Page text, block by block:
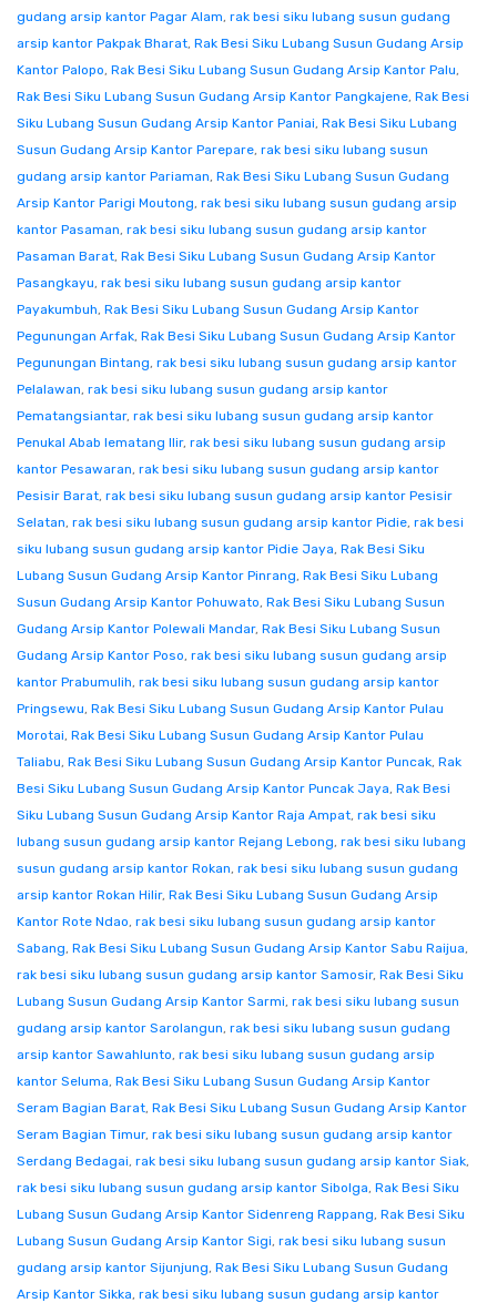
gudang arsip kantor Pagar Alam, rak besi siku lubang susun gudang
arsip kantor Pakpak Bharat, Rak Besi Siku Lubang Susun Gudang Arsip
Kantor Palopo, Rak Besi Siku Lubang Susun Gudang Arsip Kantor Palu,
Rak Besi Siku Lubang Susun Gudang Arsip Kantor Pangkajene, Rak Besi
Siku Lubang Susun Gudang Arsip Kantor Paniai, Rak Besi Siku Lubang
Susun Gudang Arsip Kantor Parepare, rak besi siku lubang susun
gudang arsip kantor Pariaman, Rak Besi Siku Lubang Susun Gudang
Arsip Kantor Parigi Moutong, rak besi siku lubang susun gudang arsip
kantor Pasaman, rak besi siku lubang susun gudang arsip kantor
Pasaman Barat, Rak Besi Siku Lubang Susun Gudang Arsip Kantor
Pasangkayu, rak besi siku lubang susun gudang arsip kantor
Payakumbuh, Rak Besi Siku Lubang Susun Gudang Arsip Kantor
Pegunungan Arfak, Rak Besi Siku Lubang Susun Gudang Arsip Kantor
Pegunungan Bintang, rak besi siku lubang susun gudang arsip kantor
Pelalawan, rak besi siku lubang susun gudang arsip kantor
Pematangsiantar, rak besi siku lubang susun gudang arsip kantor
Penukal Abab lematang Ilir, rak besi siku lubang susun gudang arsip
kantor Pesawaran, rak besi siku lubang susun gudang arsip kantor
Pesisir Barat, rak besi siku lubang susun gudang arsip kantor Pesisir
Selatan, rak besi siku lubang susun gudang arsip kantor Pidie, rak besi
siku lubang susun gudang arsip kantor Pidie Jaya, Rak Besi Siku
Lubang Susun Gudang Arsip Kantor Pinrang, Rak Besi Siku Lubang
Susun Gudang Arsip Kantor Pohuwato, Rak Besi Siku Lubang Susun
Gudang Arsip Kantor Polewali Mandar, Rak Besi Siku Lubang Susun
Gudang Arsip Kantor Poso, rak besi siku lubang susun gudang arsip
kantor Prabumulih, rak besi siku lubang susun gudang arsip kantor
Pringsewu, Rak Besi Siku Lubang Susun Gudang Arsip Kantor Pulau
Morotai, Rak Besi Siku Lubang Susun Gudang Arsip Kantor Pulau
Taliabu, Rak Besi Siku Lubang Susun Gudang Arsip Kantor Puncak, Rak
Besi Siku Lubang Susun Gudang Arsip Kantor Puncak Jaya, Rak Besi
Siku Lubang Susun Gudang Arsip Kantor Raja Ampat, rak besi siku
lubang susun gudang arsip kantor Rejang Lebong, rak besi siku lubang
susun gudang arsip kantor Rokan, rak besi siku lubang susun gudang
arsip kantor Rokan Hilir, Rak Besi Siku Lubang Susun Gudang Arsip
Kantor Rote Ndao, rak besi siku lubang susun gudang arsip kantor
Sabang, Rak Besi Siku Lubang Susun Gudang Arsip Kantor Sabu Raijua,
rak besi siku lubang susun gudang arsip kantor Samosir, Rak Besi Siku
Lubang Susun Gudang Arsip Kantor Sarmi, rak besi siku lubang susun
gudang arsip kantor Sarolangun, rak besi siku lubang susun gudang
arsip kantor Sawahlunto, rak besi siku lubang susun gudang arsip
kantor Seluma, Rak Besi Siku Lubang Susun Gudang Arsip Kantor
Seram Bagian Barat, Rak Besi Siku Lubang Susun Gudang Arsip Kantor
Seram Bagian Timur, rak besi siku lubang susun gudang arsip kantor
Serdang Bedagai, rak besi siku lubang susun gudang arsip kantor Siak,
rak besi siku lubang susun gudang arsip kantor Sibolga, Rak Besi Siku
Lubang Susun Gudang Arsip Kantor Sidenreng Rappang, Rak Besi Siku
Lubang Susun Gudang Arsip Kantor Sigi, rak besi siku lubang susun
gudang arsip kantor Sijunjung, Rak Besi Siku Lubang Susun Gudang
Arsip Kantor Sikka, rak besi siku lubang susun gudang arsip kantor